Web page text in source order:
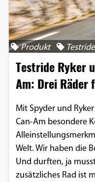
Produkt Testride
Testride Ryker
Am: Drei
Mit Spyder und
Can-Am besondere
Welt. Wir haben die
Und durften, ja
zusätzliches Rad ist